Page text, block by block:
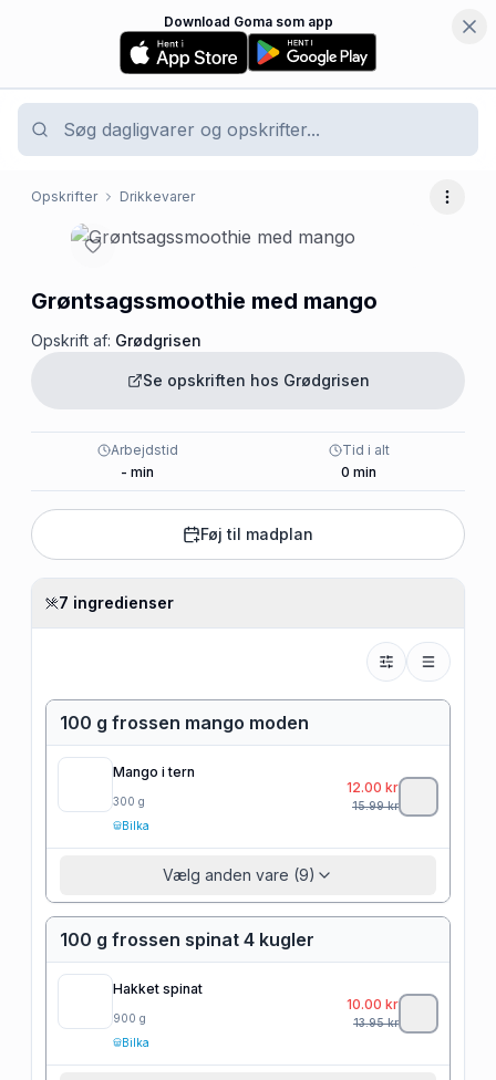
Download Goma som app
Opskrifter Drikkevarer Flere
Grøntsagssmoothie med mango
Opskrift af: Grødgrisen
Se opskriften hos Grødgrisen
Arbejdstid
- min
Tid i alt
0 min
Føj til madplan
7 ingredienser
100 g frossen mango moden
Mango i tern
300 g
Bilka
12.00 kr
15.99kr
Vælg anden vare (9)
100 g frossen spinat 4 kugler
Hakket spinat
900 g
Bilka
10.00 kr
13.95kr